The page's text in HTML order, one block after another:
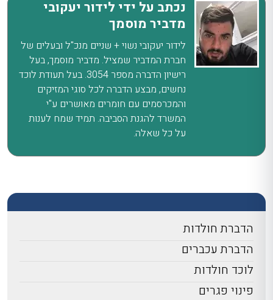
נכתב על ידי לידור יעקובי
מדביר מוסמך
לידור יעקובי נשוי + שניים מנכ"ל ובעלים של
חברת המדביר שמציל. מדביר מוסמך, בעל
רישיון הדברה מספר 3054. בעל תעודת לוכד
נחשים, מבצע הדברה לכל סוגי המזיקים
והמכרסמים עם חומרים מאושרים ע"י
המשרד להגנת הסביבה. תמיד שמח לענות
על כל שאלה.
הדברת חולדות
הדברת עכברים
לוכד חולדות
פינוי פגרים